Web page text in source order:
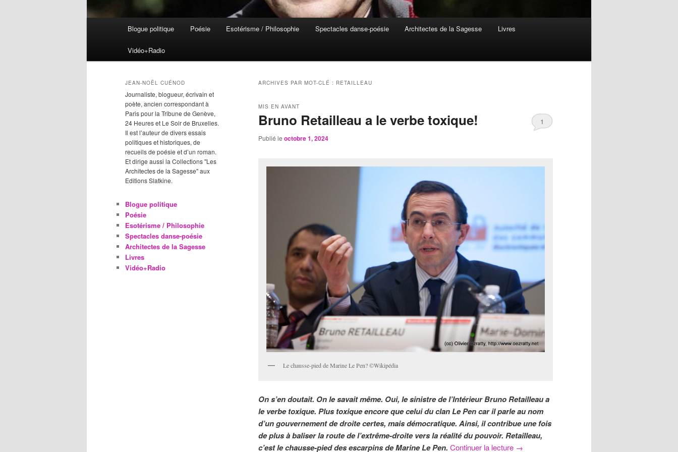
Aller
au
contenu
principal
Aller
au
contenu
secondaire
Blogue politique Poésie Esotérisme / Philosophie Spectacles danse-poésie Architectes de la Sagesse Livres
Vidéo+Radio
ARCHIVES PAR MOT-CLÉ : RETAILLEAU
Bruno Retailleau a le verbe toxique!
MIS EN AVANT
Publié le octobre 1, 2024
1
Le chausse-pied de Marine Le Pen? ©Wikipédia
On s’en doutait. On le savait même. Oui, le sinistre de l’Intérieur Bruno Retailleau a
le verbe toxique. Plus toxique encore que celui du clan Le Pen car il parle au nom
d’un gouvernement de droite certes, mais démocratique. Ainsi, il contribue une fois
de plus à baliser la route de l’extrême-droite vers la réalité du pouvoir. Retailleau,
c’est le chausse-pied des escarpins de Marine Le Pen. Continuer la lecture →
JEAN-NOËL CUÉNOD
Journaliste, blogueur, écrivain et
poète, ancien correspondant à
Paris pour la Tribune de Genève,
24 Heures et Le Soir de Bruxelles.
Il est l’auteur de divers essais
politiques et historiques, de
recueils de poésie et d’un roman.
Et dirige aussi la Collections "Les
Architectes de la Sagesse" aux
Editions Slatkine.
Blogue politique
Poésie
Esotérisme / Philosophie
Spectacles danse-poésie
Architectes de la Sagesse
Livres
Vidéo+Radio